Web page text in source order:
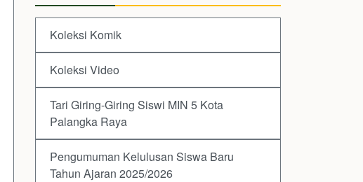
Koleksi Komik
Koleksi Video
Tari Giring-Giring Siswi MIN 5 Kota
Palangka Raya
Pengumuman Kelulusan Siswa Baru
Tahun Ajaran 2025/2026